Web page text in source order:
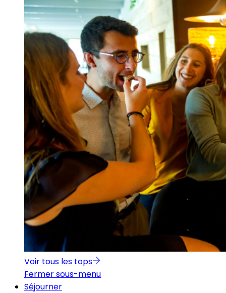
Voir tous les tops
Fermer sous-menu
Séjourner